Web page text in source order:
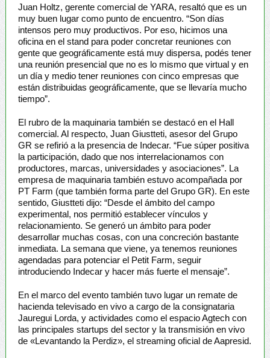
Juan Holtz, gerente comercial de YARA, resaltó que es un
muy buen lugar como punto de encuentro. “Son días
intensos pero muy productivos. Por eso, hicimos una
oficina en el stand para poder concretar reuniones con
gente que geográficamente está muy dispersa, podés tener
una reunión presencial que no es lo mismo que virtual y en
un día y medio tener reuniones con cinco empresas que
están distribuidas geográficamente, que se llevaría mucho
tiempo”.
El rubro de la maquinaria también se destacó en el Hall
comercial. Al respecto, Juan Giustteti, asesor del Grupo
GR se refirió a la presencia de Indecar. “Fue súper positiva
la participación, dado que nos interrelacionamos con
productores, marcas, universidades y asociaciones”. La
empresa de maquinaria también estuvo acompañada por
PT Farm (que también forma parte del Grupo GR). En este
sentido, Giustteti dijo: “Desde el ámbito del campo
experimental, nos permitió establecer vínculos y
relacionamiento. Se generó un ámbito para poder
desarrollar muchas cosas, con una concreción bastante
inmediata. La semana que viene, ya tenemos reuniones
agendadas para potenciar el Petit Farm, seguir
introduciendo Indecar y hacer más fuerte el mensaje”.
En el marco del evento también tuvo lugar un remate de
hacienda televisado en vivo a cargo de la consignataria
Jauregui Lorda, y actividades como el espacio Agtech con
las principales startups del sector y la transmisión en vivo
de «Levantando la Perdiz», el streaming oficial de Aapresid.